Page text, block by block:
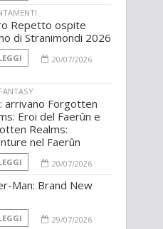
Repetto ospite
di Stranimondi 2026
20/07/2026
arrivano Forgotten
Eroi del Faerûn e
Realms:
nel Faerûn
20/07/2026
Man: Brand New
29/07/2026